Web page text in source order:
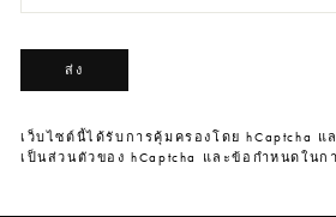
ส่ง
เว็บไซต์นี้ได้รับการคุ้มครองโดย hCaptcha แ
เป็นส่วนตัวของ hCaptcha และข้อกำหนดในก